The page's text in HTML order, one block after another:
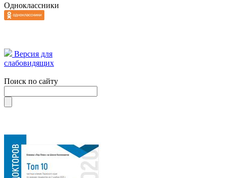
Одноклассники
Версия для
слабовидящих
Поиск по сайту